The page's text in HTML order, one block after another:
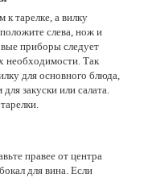
тарелке, а вилку
слева, нож и
приборы следует
необходимости. Так
для основного блюда,
закуски или салата.
правее от центра
для вина. Если